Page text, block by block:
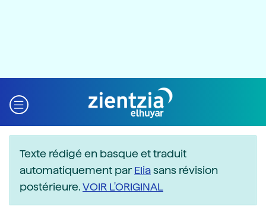
Texte rédigé en basque et traduit
automatiquement parEliasans révision
postérieure.VOIR L'ORIGINAL